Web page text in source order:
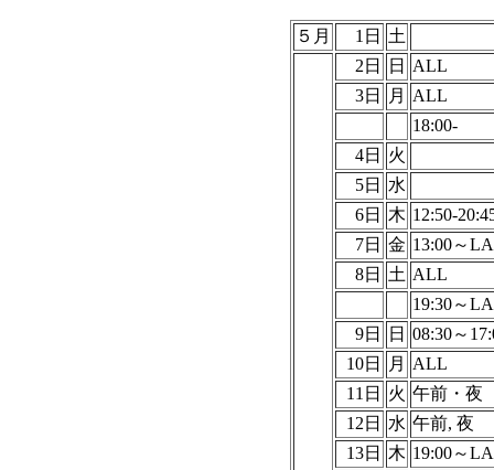
５月 1日
土
2日
日
ALL
3日
月
ALL
18:00-
4日
火
5日
水
6日
木 12:50-
7日 金 13:00～
8日
土 ALL
19:30～
9日
日 08:30～
10日
月
ALL
11日
火 午前・夜
12日
水 午前, 夜
13日
木 19:00～